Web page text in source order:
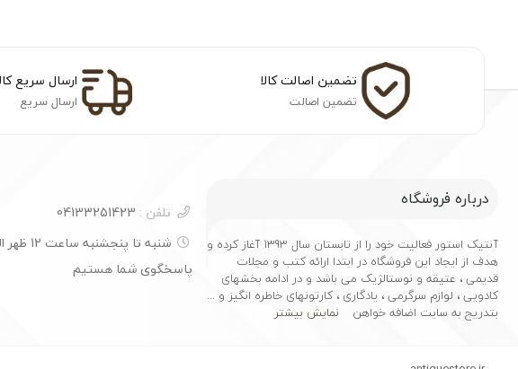
تضمین اصالت کالا
تضمین اصالت
ارسال سریع
ارسال سریع
درباره فروشگاه
آنتیک استور فعالیت خود را از تابستان سال 1393 آغاز کرده و
هدف از ایجاد این فروشگاه در ابتدا ارائه کتب و مجلات
قدیمی ، عتیقه و نوستالژیک می باشد و در ادامه بخشهای
کادویی ، لوازم سرگرمی ، یادگاری ، کارتونهای خاطره انگیز و ...
بتدریج به سایت اضافه خواهن
نمایش بیشتر
تلفن :
پاسخگوی شما هستیم